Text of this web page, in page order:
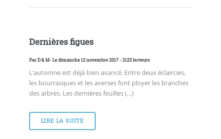
Dernières figues
ParD & M- Le dimanche 12 novembre 2017 - 2123 lecteurs
L’automne est déjà bien avancé. Entre deux éclaircies,
les bourrasques et les averses font ployer les branches
des arbres. Les dernières feuilles (…)
LIRE LA SUITE